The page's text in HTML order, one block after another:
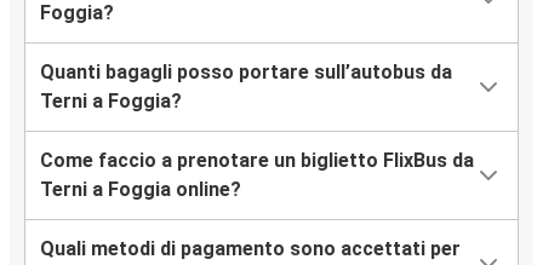
Foggia?
Quanti bagagli posso portare sull’autobus da
Terni a Foggia?
Come faccio a prenotare un biglietto FlixBus da
Terni a Foggia online?
Quali metodi di pagamento sono accettati per